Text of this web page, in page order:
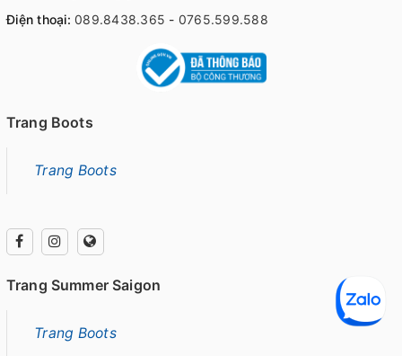
Điện thoại: 089.8438.365 - 0765.599.588
Trang Boots
Trang Boots
Trang Summer Saigon
Trang Boots